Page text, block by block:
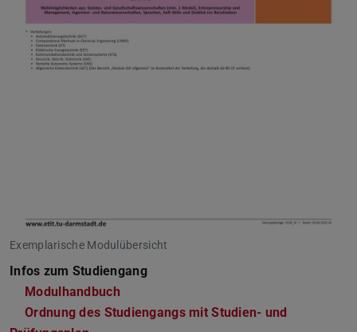
Exemplarische Modulübersicht
Infos zum Studiengang
Modulhandbuch
Ordnung des Studiengangs mit Studien- und